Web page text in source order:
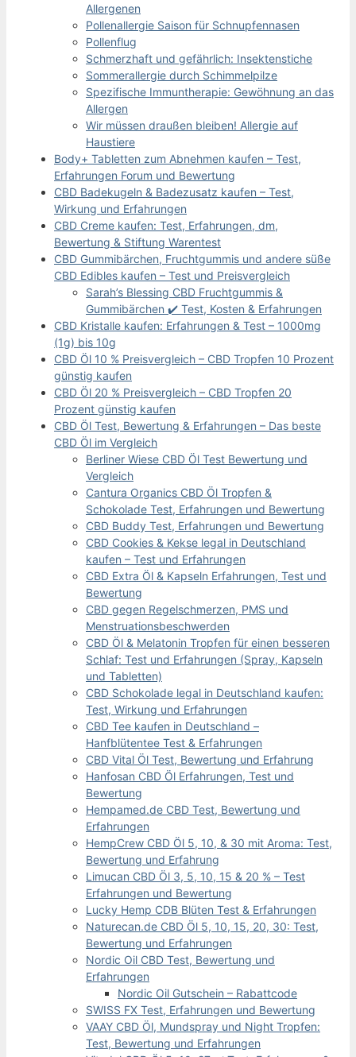
Allergenen
Pollenallergie Saison für Schnupfennasen
Pollenflug
Schmerzhaft und gefährlich: Insektenstiche
Sommerallergie durch Schimmelpilze
Spezifische Immuntherapie: Gewöhnung an das
Allergen
Wir müssen draußen bleiben! Allergie auf
Haustiere
Body+ Tabletten zum Abnehmen kaufen – Test,
Erfahrungen Forum und Bewertung
CBD Badekugeln & Badezusatz kaufen – Test,
Wirkung und Erfahrungen
CBD Creme kaufen: Test, Erfahrungen, dm,
Bewertung & Stiftung Warentest
CBD Gummibärchen, Fruchtgummis und andere süße
CBD Edibles kaufen – Test und Preisvergleich
Sarah’s Blessing CBD Fruchtgummis &
Gummibärchen ✔️ Test, Kosten & Erfahrungen
CBD Kristalle kaufen: Erfahrungen & Test – 1000mg
(1g) bis 10g
CBD Öl 10 % Preisvergleich – CBD Tropfen 10 Prozent
günstig kaufen
CBD Öl 20 % Preisvergleich – CBD Tropfen 20
Prozent günstig kaufen
CBD Öl Test, Bewertung & Erfahrungen – Das beste
CBD Öl im Vergleich
Berliner Wiese CBD Öl Test Bewertung und
Vergleich
Cantura Organics CBD Öl Tropfen &
Schokolade Test, Erfahrungen und Bewertung
CBD Buddy Test, Erfahrungen und Bewertung
CBD Cookies & Kekse legal in Deutschland
kaufen – Test und Erfahrungen
CBD Extra Öl & Kapseln Erfahrungen, Test und
Bewertung
CBD gegen Regelschmerzen, PMS und
Menstruationsbeschwerden
CBD Öl & Melatonin Tropfen für einen besseren
Schlaf: Test und Erfahrungen (Spray, Kapseln
und Tabletten)
CBD Schokolade legal in Deutschland kaufen:
Test, Wirkung und Erfahrungen
CBD Tee kaufen in Deutschland –
Hanfblütentee Test & Erfahrungen
CBD Vital Öl Test, Bewertung und Erfahrung
Hanfosan CBD Öl Erfahrungen, Test und
Bewertung
Hempamed.de CBD Test, Bewertung und
Erfahrungen
HempCrew CBD Öl 5, 10, & 30 mit Aroma: Test,
Bewertung und Erfahrung
Limucan CBD Öl 3, 5, 10, 15 & 20 % – Test
Erfahrungen und Bewertung
Lucky Hemp CDB Blüten Test & Erfahrungen
Naturecan.de CBD Öl 5, 10, 15, 20, 30: Test,
Bewertung und Erfahrungen
Nordic Oil CBD Test, Bewertung und
Erfahrungen
Nordic Oil Gutschein – Rabattcode
SWISS FX Test, Erfahrungen und Bewertung
VAAY CBD Öl, Mundspray und Night Tropfen:
Test, Bewertung und Erfahrungen